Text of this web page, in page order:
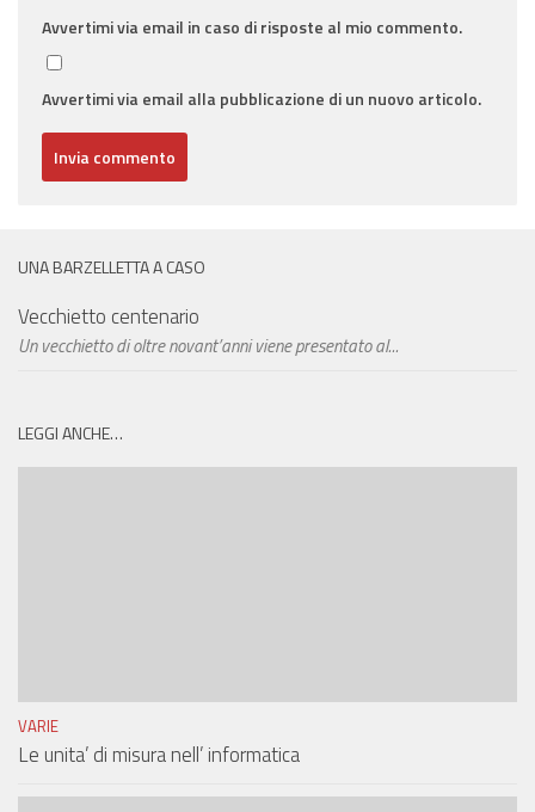
Avvertimi via email in caso di risposte al mio commento.
Avvertimi via email alla pubblicazione di un nuovo articolo.
UNA BARZELLETTA A CASO
Vecchietto centenario
Un vecchietto di oltre novant’anni viene presentato al...
LEGGI ANCHE…
VARIE
Le unita’ di misura nell’ informatica